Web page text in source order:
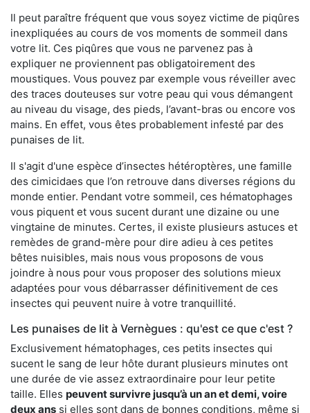
Il peut paraître fréquent que vous soyez victime de piqûres
inexpliquées au cours de vos moments de sommeil dans
votre lit. Ces piqûres que vous ne parvenez pas à
expliquer ne proviennent pas obligatoirement des
moustiques. Vous pouvez par exemple vous réveiller avec
des traces douteuses sur votre peau qui vous démangent
au niveau du visage, des pieds, l’avant-bras ou encore vos
mains. En effet, vous êtes probablement infesté par des
punaises de lit.
Il s'agit d'une espèce d’insectes hétéroptères, une famille
des cimicidaes que l’on retrouve dans diverses régions du
monde entier. Pendant votre sommeil, ces hématophages
vous piquent et vous sucent durant une dizaine ou une
vingtaine de minutes. Certes, il existe plusieurs astuces et
remèdes de grand-mère pour dire adieu à ces petites
bêtes nuisibles, mais nous vous proposons de vous
joindre à nous pour vous proposer des solutions mieux
adaptées pour vous débarrasser définitivement de ces
insectes qui peuvent nuire à votre tranquillité.
Les punaises de lit à Vernègues : qu'est ce que c'est ?
Exclusivement hématophages, ces petits insectes qui
sucent le sang de leur hôte durant plusieurs minutes ont
une durée de vie assez extraordinaire pour leur petite
taille. Elles peuvent survivre jusqu’à un an et demi, voire
deux ans si elles sont dans de bonnes conditions, même si